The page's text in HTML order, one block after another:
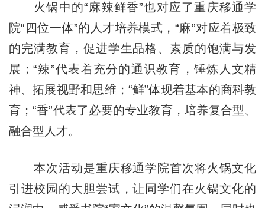
火锅中的“麻辣鲜香”也对应了重庆移通学
院“四位一体”的人才培养模式，“麻”对应着极致
的完满教育，促进学生品格、素质的饱满与发
展；“辣”代表着充分的通识教育，锤炼人文精
神、拓展视野和思维；“鲜”体现着基本的商科教
育；“香”代表了必要的专业教育，培养复合型、
融合型人才。
本次活动是重庆移通学院首次将火锅文化
引进校园的大胆尝试，让同学们在火锅文化的